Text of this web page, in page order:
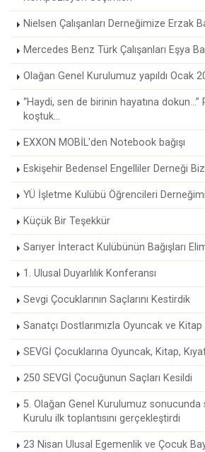
Nielsen Çalışanları Derneğimize Erzak
Mercedes Benz Türk Çalışanları Eşya
Olağan Genel Kurulumuz yapıldı Ocak
“Haydi, sen de birinin hayatına
koştuk...
EXXON MOBİL'den Notebook bağışı
Eskişehir Bedensel Engelliler Derneği
YÜ İşletme Kulübü Öğrencileri
Küçük Bir Teşekkür
Sarıyer İnteract Kulübünün Bağışları
1. Ulusal Duyarlılık Konferansı
Sevgi Çocuklarının Saçlarını Kestirdik
Sanatçı Dostlarımızla Oyuncak ve Kitap
SEVGİ Çocuklarına Oyuncak, Kitap,
250 SEVGİ Çocuğunun Saçları Kesildi
5. Olağan Genel Kurulumuz
Kurulu ilk toplantısını gerçekleştirdi
23 Nisan Ulusal Egemenlik ve Çocuk